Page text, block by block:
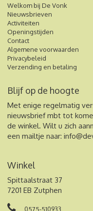
Welkom bij De Vonk
Nieuwsbrieven
Activiteiten
Openingstijden
Contact
Algemene voorwaarden
Privacybeleid
Verzending en betaling
Blijf op de hoogte
Met enige regelmatig
nieuwsbrief mbt tot
de winkel. Wilt u zich
een mailtje naar:
Winkel
Spittaalstraat 37
7201 EB Zutphen
0575-510933